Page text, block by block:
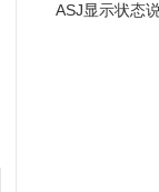
ASJ显示状态